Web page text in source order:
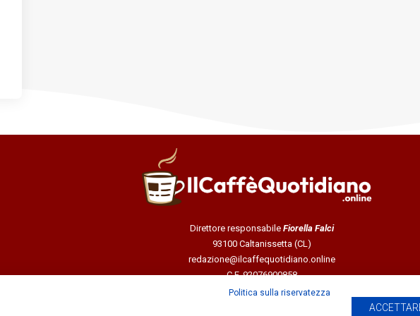
Direttore responsabile Fiorella Falci
93100 Caltanissetta (CL)
redazione@ilcaffequotidiano.online
C.F. 92076900858
Chi siamo
Politica sulla riservatezza